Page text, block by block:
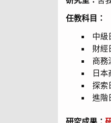
任教科目：
中級
財經
商務
日
探索
進階